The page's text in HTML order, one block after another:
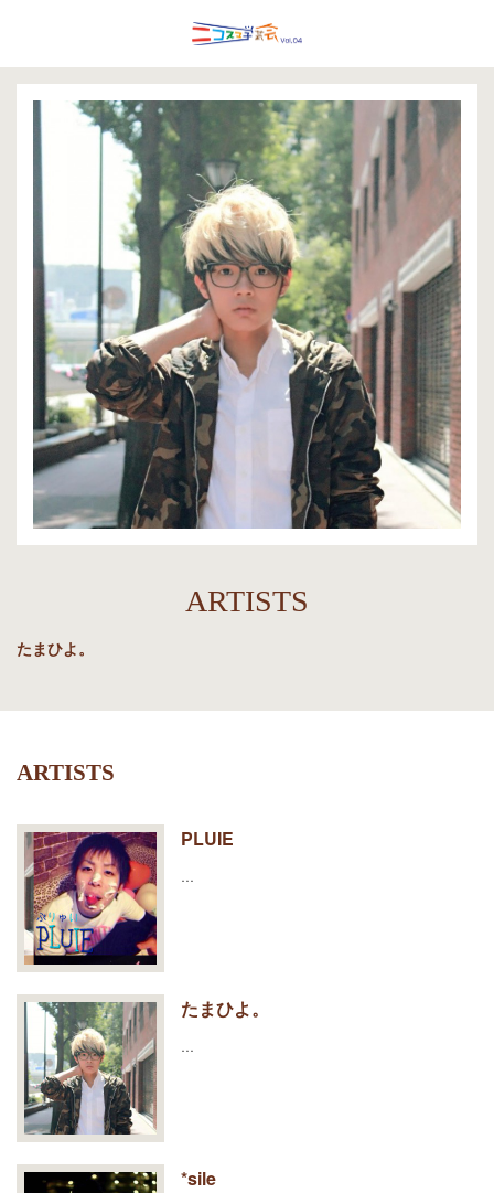
ARTISTS
たまひよ。
ARTISTS
PLUIE
…
たまひよ。
…
*sile
Menu
TIMETABLE
TICKETS
GUIDELINE
ACCESS
GOODS
CONTACT